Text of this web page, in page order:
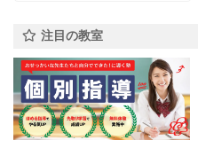
注目の教室